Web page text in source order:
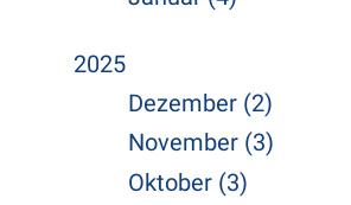
2025
Dezember (2)
November (3)
Oktober (3)